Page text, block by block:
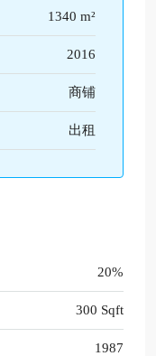
1340 m²
2016
商铺
出租
20%
300 Sqft
1987